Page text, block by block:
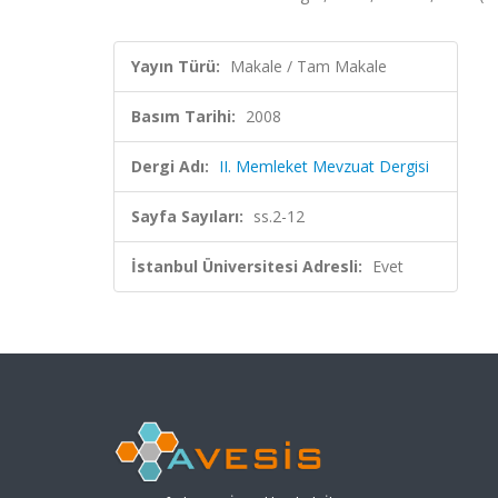
Yayın Türü: Makale / Tam Makale
Basım Tarihi: 2008
Dergi Adı: II. Memleket Mevzuat Dergisi
Sayfa Sayıları: ss.2-12
İstanbul Üniversitesi Adresli: Evet